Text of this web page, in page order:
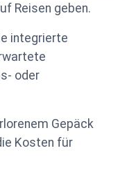
Reisen geben.
integrierte
oder
Gepäck
Kosten für